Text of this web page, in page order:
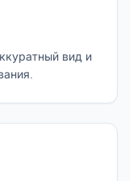
вид и